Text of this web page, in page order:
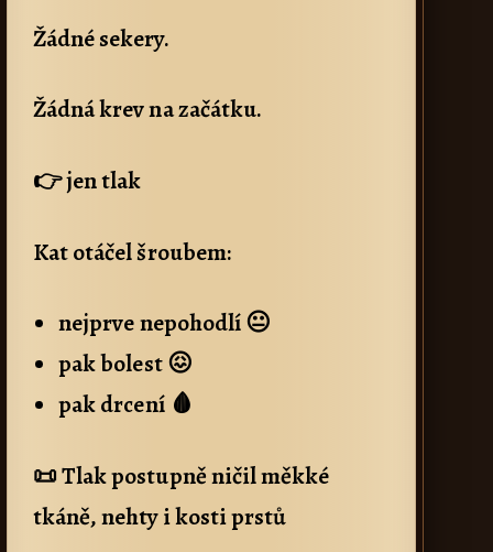
Žádné sekery.
Žádná krev na začátku.
👉 jen tlak
Kat otáčel šroubem:
nejprve nepohodlí 😐
pak bolest 😖
pak drcení 🩸
📜 Tlak postupně ničil měkké
tkáně, nehty i kosti prstů